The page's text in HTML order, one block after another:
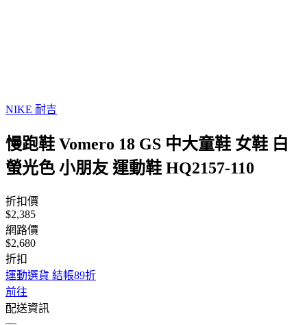
NIKE 耐吉
慢跑鞋 Vomero 18 GS 中大童鞋 女鞋 白
螢光色 小朋友 運動鞋 HQ2157-110
折扣價
$2,385
網路價
$2,680
折扣
運動選貨 結帳89折
前往
配送資訊